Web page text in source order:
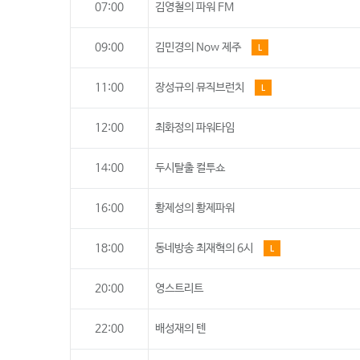
07:00 김영철의 파워 FM
09:00 김민경의 Now 제주 L
11:00 장성규의 뮤직브런치 L
12:00 최화정의 파워타임
14:00 두시탈출 컬투쇼
16:00 황제성의 황제파워
18:00 동네방송 최재혁의 6시 L
20:00 영스트리트
22:00 배성재의 텐